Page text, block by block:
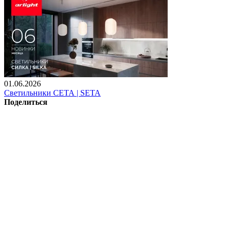
01.06.2026
Светильники СЕТА | SETA
Поделиться